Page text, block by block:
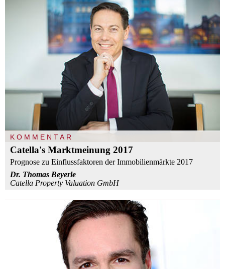
KOMMENTAR
Catella's Marktmeinung 2017
Prognose zu Einflussfaktoren der Immobilienmärkte 2017
Dr. Thomas Beyerle
Catella Property Valuation GmbH